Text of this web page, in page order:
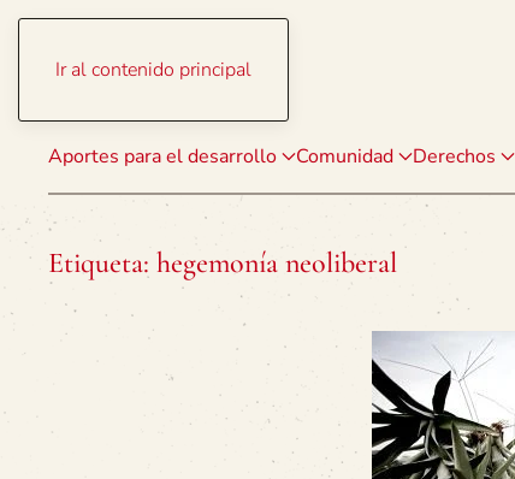
Ir al contenido principal
Aportes para el desarrollo Comunidad Derechos
Etiqueta: hegemonía neoliberal